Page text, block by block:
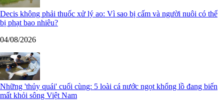
Decis không phải thuốc xử lý ao: Vì sao bị cấm và người nuôi có thể
bị phạt bao nhiêu?
04/08/2026
Những 'thủy quái' cuối cùng: 5 loài cá nước ngọt khổng lồ đang biến
mất khỏi sông Việt Nam